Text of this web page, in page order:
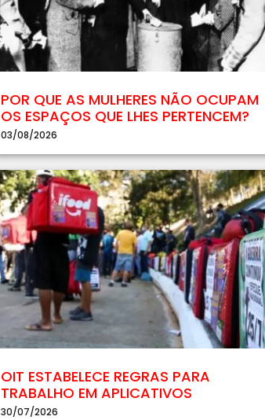
POR QUE AS MULHERES NÃO OCUPAM
OS ESPAÇOS QUE LHES PERTENCEM?
03/08/2026
OIT ESTABELECE REGRAS PARA
TRABALHO EM APLICATIVOS
30/07/2026